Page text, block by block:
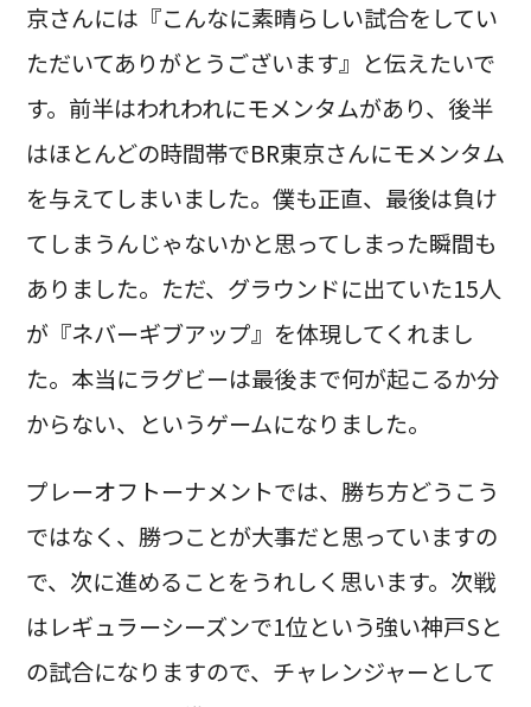
京さんには『こんなに素晴らしい試合をしてい
ただいてありがとうございます』と伝えたいで
す。前半はわれわれにモメンタムがあり、後半
はほとんどの時間帯でBR東京さんにモメンタム
を与えてしまいました。僕も正直、最後は負け
てしまうんじゃないかと思ってしまった瞬間も
ありました。ただ、グラウンドに出ていた15人
が『ネバーギブアップ』を体現してくれまし
た。本当にラグビーは最後まで何が起こるか分
からない、というゲームになりました。
プレーオフトーナメントでは、勝ち方どうこう
ではなく、勝つことが大事だと思っていますの
で、次に進めることをうれしく思います。次戦
はレギュラーシーズンで1位という強い神戸Sと
の試合になりますので、チャレンジャーとして